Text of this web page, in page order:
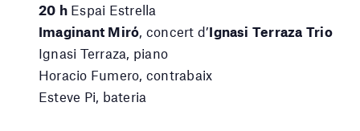
20 hEspai Estrella
Imaginant Miró , concert d’Ignasi Terraza Trio
Ignasi Terraza, piano
Horacio Fumero, contrabaix
Esteve Pi, bateria